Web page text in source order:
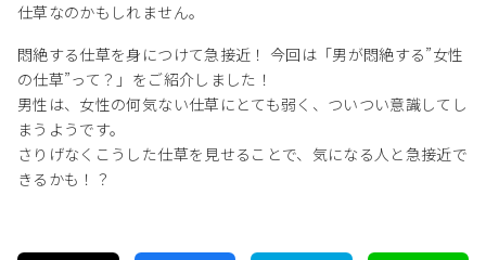
仕草なのかもしれません。
悶絶する仕草を身につけて急接近！ 今回は「男が悶絶する”女性
の仕草”って？」をご紹介しました！
男性は、女性の何気ない仕草にとても弱く、ついつい意識してし
まうようです。
さりげなくこうした仕草を見せることで、気になる人と急接近で
きるかも！？